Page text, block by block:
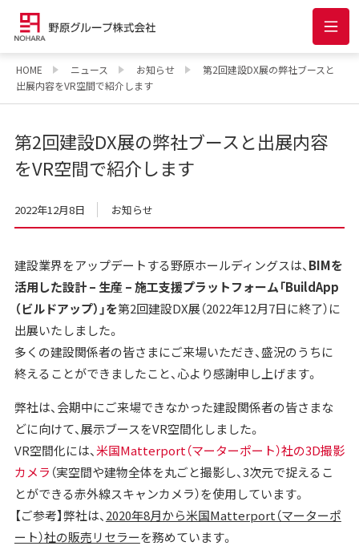
HOME ニュース お知らせ
第2回建設DX展の弊社ブースと
出展内容をVR空間で紹介します
第2回建設DX展の弊社ブースと出展内容
をVR空間で紹介します
2022年12月8日 お知らせ
建設業界をアップデートする野原ホールディングスは、 BIMを
活用した設計 – 生産 – 施工支援プラットフォーム「BuildApp
（ビルドアップ）」を第2回建設DX展（2022年12月7日に終了）に
出展いたしました。
多くの建設関係者の皆さまにご来場いただき、盛況のうちに
終えることができましたこと、心より感謝申し上げます。
弊社は、会期中にご来場できなかった建設関係者の皆さまな
どに向けて、展示ブースをVR空間化しました。
VR空間化には、米国Matterport（マーターポート）社の3D撮影
カメラ （実空間や建物全体を丸ごと撮影し、3次元で捉えるこ
とができる赤外線スキャンカメラ）を使用しています。
【ご参考】弊社は、 2020年8月から米国Matterport（マーターポ
ート）社の販売リセラーを務めています。